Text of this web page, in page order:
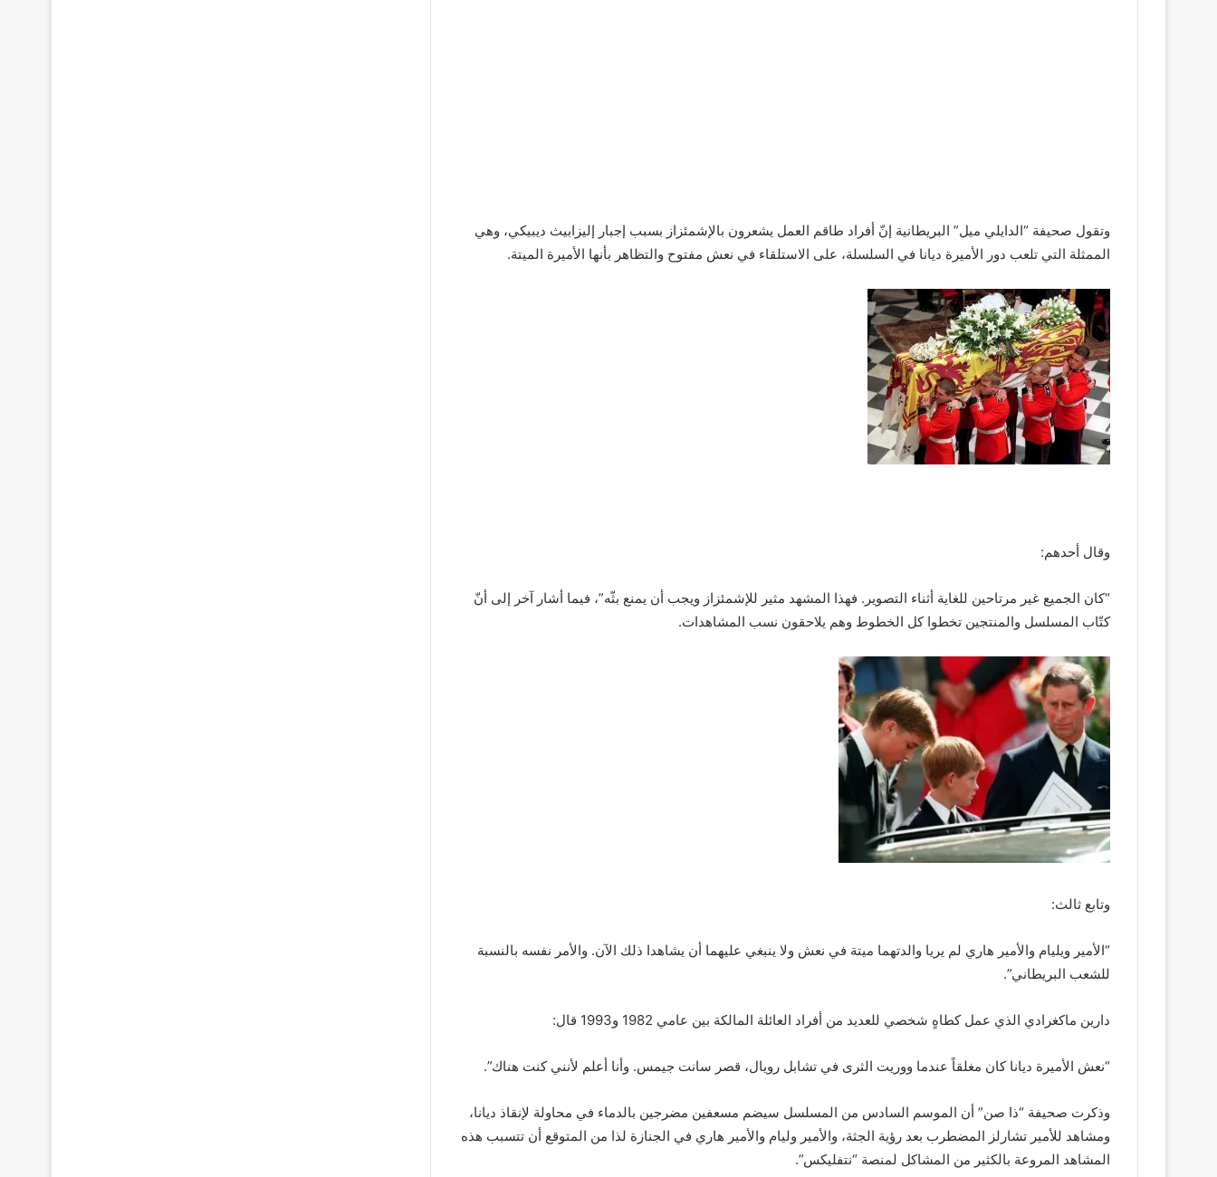
وتقول صحيفة “الدايلي ميل” البريطانية إنّ أفراد طاقم العمل يشعرون بالإشمئزاز بسبب إجبار إليزابيث ديبيكي، وهي
الممثلة التي تلعب دور الأميرة ديانا في السلسلة، على الاستلقاء في نعش مفتوح والتظاهر بأنها الأميرة الميتة.
وقال أحدهم:
“كان الجميع غير مرتاحين للغاية أثناء التصوير. فهذا المشهد مثير للإشمئزاز ويجب أن يمنع بثّه”، فيما أشار آخر إلى أنّ
كتّاب المسلسل والمنتجين تخطوا كل الخطوط وهم يلاحقون نسب المشاهدات.
وتابع ثالث:
“الأمير ويليام والأمير هاري لم يريا والدتهما ميتة في نعش ولا ينبغي عليهما أن يشاهدا ذلك الآن. والأمر نفسه بالنسبة
للشعب البريطاني”.
دارين ماكغرادي الذي عمل كطاهٍ شخصي للعديد من أفراد العائلة المالكة بين عامي 1982 و1993 قال:
“نعش الأميرة ديانا كان مغلقاً عندما ووريت الثرى في تشابل رويال، قصر سانت جيمس. وأنا أعلم لأنني كنت هناك”.
وذكرت صحيفة “ذا صن” أن الموسم السادس من المسلسل سيضم مسعفين مضرجين بالدماء في محاولة لإنقاذ ديانا،
ومشاهد للأمير تشارلز المضطرب بعد رؤية الجثة، والأمير وليام والأمير هاري في الجنازة لذا من المتوقع أن تتسبب هذه
المشاهد المروعة بالكثير من المشاكل لمنصة “نتفليكس”.